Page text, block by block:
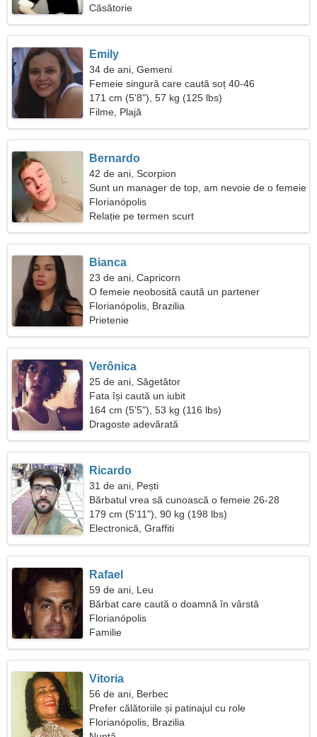
Căsătorie
Emily
34 de ani, Gemeni
Femeie singură care caută soț 40-46
171 cm (5'8"), 57 kg (125 lbs)
Filme, Plajă
Bernardo
42 de ani, Scorpion
Sunt un manager de top, am nevoie de o femeie
drăguță
Florianópolis
Relație pe termen scurt
Bianca
23 de ani, Capricorn
O femeie neobosită caută un partener
Florianópolis, Brazilia
Prietenie
Verônica
25 de ani, Săgetător
Fata își caută un iubit
164 cm (5'5"), 53 kg (116 lbs)
Dragoste adevărată
Ricardo
31 de ani, Pești
Bărbatul vrea să cunoască o femeie 26-28
179 cm (5'11"), 90 kg (198 lbs)
Electronică, Graffiti
Rafael
59 de ani, Leu
Bărbat care caută o doamnă în vârstă
Florianópolis
Familie
Vitoria
56 de ani, Berbec
Prefer călătoriile și patinajul cu role
Florianópolis, Brazilia